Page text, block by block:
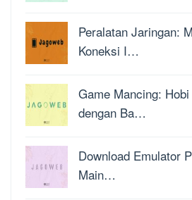
Peralatan Jaringan:
Koneksi I…
Game Mancing:
dengan Ba…
Download Emulator
Main…